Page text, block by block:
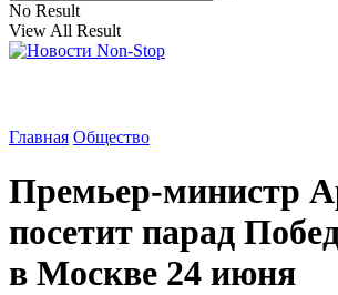
No Result
View All Result
Главная Общество
Премьер-министр
посетит парад
в Москве 24 июня